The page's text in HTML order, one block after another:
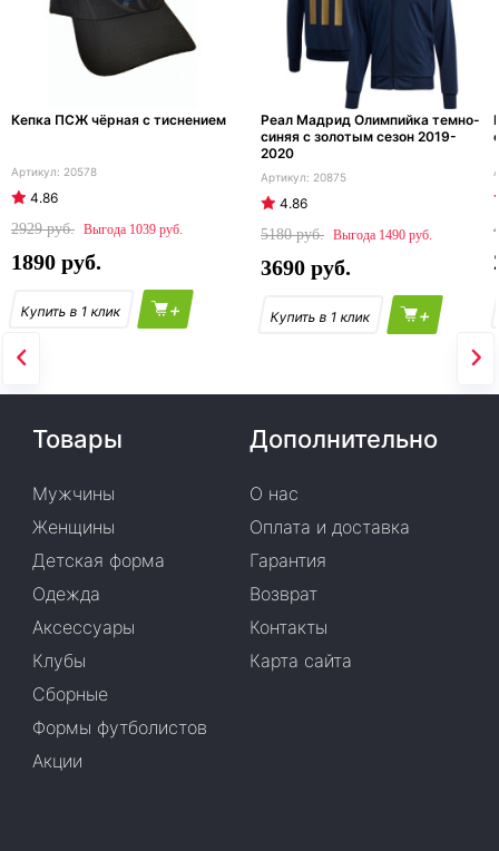
Кепка ПСЖ чёрная с тиснением
20578
4.86
2929
1039
1890
+
Реал Мадрид Олимпийка темно-
синяя с золотым сезон 2019-
2020
20875
4.86
5180
1490
3690
+
Товары
Мужчины
Женщины
Детская форма
Одежда
Аксессуары
Клубы
Сборные
Формы футболистов
Акции
Дополнительно
О нас
Оплата и доставка
Гарантия
Возврат
Контакты
Карта сайта